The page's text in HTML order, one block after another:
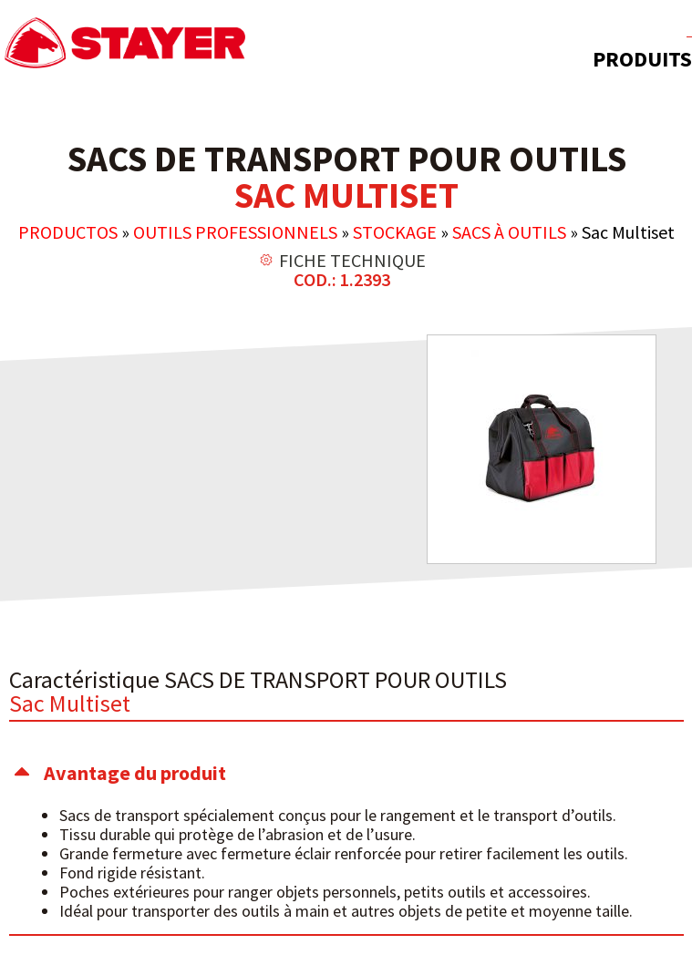
PRODUITS
SACS DE TRANSPORT POUR OUTILS
SAC MULTISET
PRODUCTOS » OUTILS PROFESSIONNELS » STOCKAGE » SACS À OUTILS » Sac Multiset
FICHE TECHNIQUE
COD.: 1.2393
Caractéristique SACS DE TRANSPORT POUR OUTILS
Sac Multiset
Avantage du produit
Sacs de transport spécialement conçus pour le rangement et le transport d’outils.
Tissu durable qui protège de l’abrasion et de l’usure.
Grande fermeture avec fermeture éclair renforcée pour retirer facilement les outils.
Fond rigide résistant.
Poches extérieures pour ranger objets personnels, petits outils et accessoires.
Idéal pour transporter des outils à main et autres objets de petite et moyenne taille.